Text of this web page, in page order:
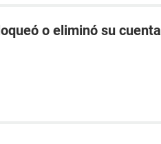
o eliminó su cuenta